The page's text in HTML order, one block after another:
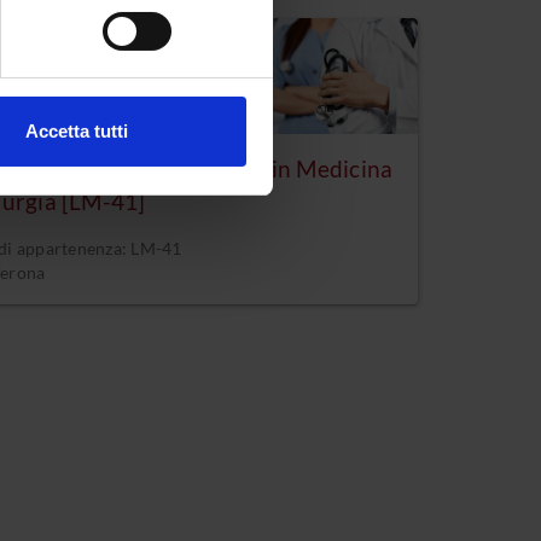
che hai fornito loro o
Accetta tutti
A ESAURIMENTO
magistrale a ciclo unico in Medicina
[LM-41]
appartenenza: LM-41